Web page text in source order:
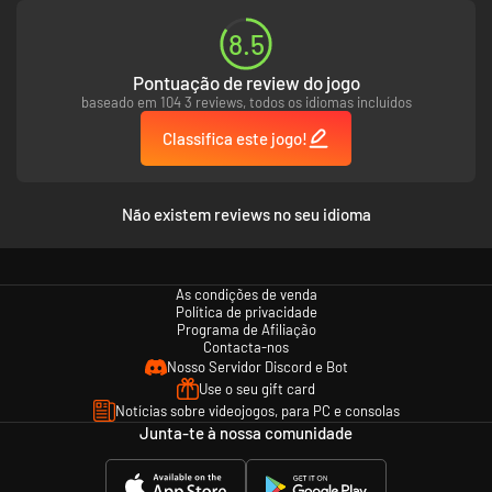
O jogo se passa no Japão dos anos 1960, e contém representações
baseadas nos costumes e cultura da época. Essas representações não
refletem as opiniões ou valores dos desenvolvedores ou quaisquer
indivíduos envolvidos.
Se você se sentir desconfortável em qualquer ponto ao jogar, faça uma
8.5
Pontuação de review do jogo
baseado em 104 3 reviews, todos os idiomas incluídos
Classifica este jogo!
Não existem reviews no seu idioma
As condições de venda
Política de privacidade
Programa de Afiliação
Contacta-nos
Nosso Servidor Discord e Bot
Use o seu gift card
Notícias sobre videojogos, para PC e consolas
Junta-te à nossa comunidade